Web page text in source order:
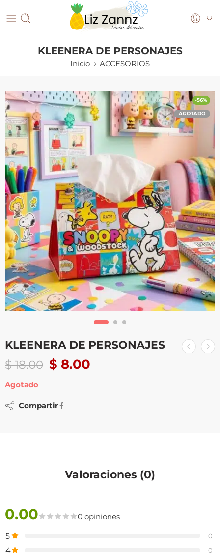
KLEENERA DE PERSONAJES
Inicio ACCESORIOS
-56%
AGOTADO
KLEENERA DE PERSONAJES
$18.00 $ 8.00
Agotado
Compartir
Valoraciones (0)
0.00 0 opiniones
5 0
4 0